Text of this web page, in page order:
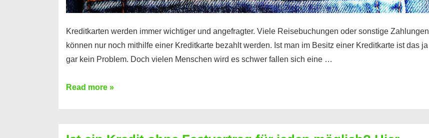
Kreditkarten werden immer wichtiger und angefragter. Viele Reisebuchungen oder sonstige Zahlungen
können nur noch mithilfe einer Kreditkarte bezahlt werden. Ist man im Besitz einer Kreditkarte ist das ja
gar kein Problem. Doch vielen Menschen wird es schwer fallen sich eine …
Kreditkarte
Read more »